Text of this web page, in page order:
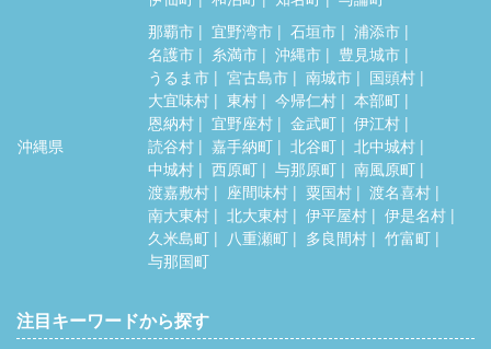
沖縄県
那覇市 宜野湾市 石垣市
浦添市
名護市
糸満市 沖縄市
豊見城市
うるま市
宮古島市 南城市
国頭村
大宜味村
東村 今帰仁村
本部町
恩納村
宜野座村 金武町
伊江村
読谷村
嘉手納町 北谷町
北中城村
中城村
西原町 与那原町
南風原町
渡嘉敷村
座間味村 粟国村
渡名喜村
南大東村
北大東村 伊平屋村
伊是名村
久米島町
八重瀬町 多良間村
竹富町
与那国町
注目キーワードから探す